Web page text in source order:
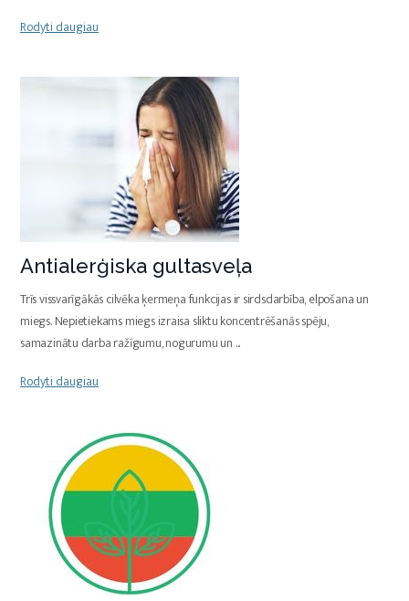
Rodyti daugiau
Antialerģiska gultasveļa
Trīs vissvarīgākās cilvēka ķermeņa funkcijas ir sirdsdarbība, elpošana un
miegs. Nepietiekams miegs izraisa sliktu koncentrēšanās spēju,
samazinātu darba ražīgumu, nogurumu un ...
Rodyti daugiau